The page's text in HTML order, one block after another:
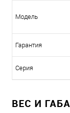
Модель
Гарантия
Серия
ВЕС И